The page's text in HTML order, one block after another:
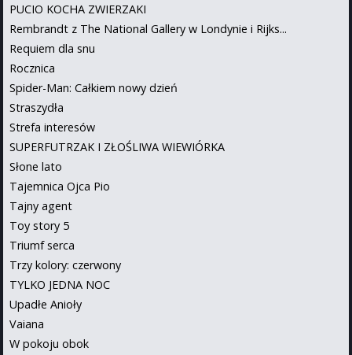
PUCIO KOCHA ZWIERZAKI
Rembrandt z The National Gallery w Londynie i Rijks...
Requiem dla snu
Rocznica
Spider-Man: Całkiem nowy dzień
Straszydła
Strefa interesów
SUPERFUTRZAK I ZŁOŚLIWA WIEWIÓRKA
Słone lato
Tajemnica Ojca Pio
Tajny agent
Toy story 5
Triumf serca
Trzy kolory: czerwony
TYLKO JEDNA NOC
Upadłe Anioły
Vaiana
W pokoju obok